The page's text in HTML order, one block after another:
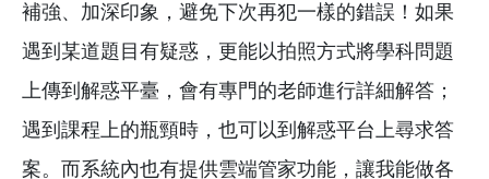
補強、加深印象，避免下次再犯一樣的錯誤！如果
遇到某道題目有疑惑，更能以拍照方式將學科問題
上傳到解惑平臺，會有專門的老師進行詳細解答；
遇到課程上的瓶頸時，也可以到解惑平台上尋求答
案。而系統內也有提供雲端管家功能，讓我能做各